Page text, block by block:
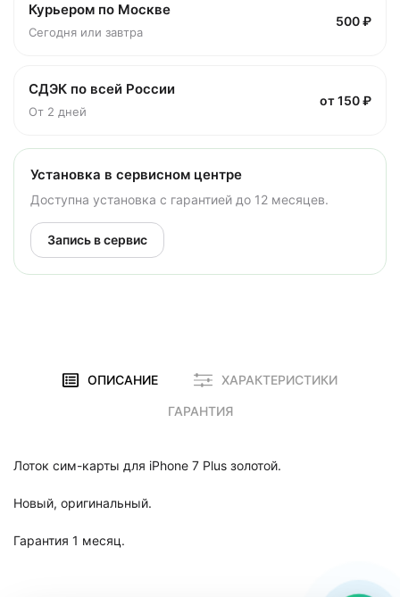
Курьером по Москве
Сегодня или завтра
500 ₽
СДЭК по всей России
От 2 дней
от 150 ₽
Установка в сервисном центре
Доступна установка с гарантией до 12 месяцев.
Запись в сервис
ОПИСАНИЕ ХАРАКТЕРИСТИКИ
ГАРАНТИЯ
Лоток сим-карты для iPhone 7 Plus золотой.
Новый, оригинальный.
Гарантия 1 месяц.